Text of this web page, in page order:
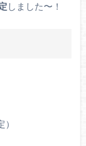
しました〜！